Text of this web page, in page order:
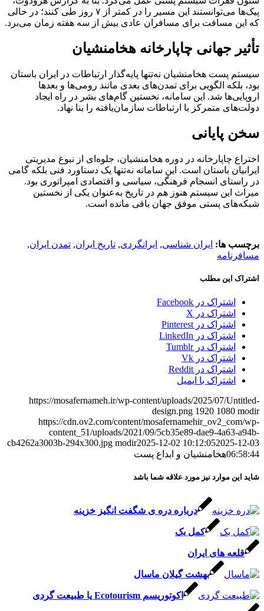
پیک‌ها می‌توانستند این مسیر را در کمتر از ۷ روز طی کنند؛ در حالی
که این مسافت برای مسافران عادی بیش از سه هفته زمان می‌برد.
تأثیر جهانی چاپارخانه هخامنشیان
سیستم پست هخامنشیان نه‌تنها پایه‌گذار ارتباطات در ایران باستان
بود، بلکه الگویی برای تمدن‌های بعدی مانند رومی‌ها و بعدها
اروپایی‌ها شد. این سامانه، نخستین گام‌های بشر در راه ایجاد
دولت‌های متمرکز با ارتباطات سازمان‌یافته را بنا نهاد.
سخن پایانی
اختراع چاپارخانه در دوره هخامنشیان، جلوه‌ای از نبوغ مدیریتی
ایرانیان باستان است. این سامانه نه‌تنها یک دستاورد فنی بلکه گامی
در راستای انسجام فرهنگی، سیاسی و اقتصادی امپراتوری بود.
میراث این سیستم هنوز هم در تاریخ به‌عنوان یکی از نخستین
شبکه‌های پستی موفق جهان باقی مانده است.
برچسب ها: ایران شناسی, ایرانگردی, تاریخ ایران, تمدن ایران,
مسافرنامه
اشتراک این مطلب
اشتراک در Facebook
اشتراک در X
اشتراک در Pinterest
اشتراک در LinkedIn
اشتراک در Tumblr
اشتراک در Vk
اشتراک در Reddit
اشتراک با ایمیل
https://mosafernameh.ir/wp-content/uploads/2025/07/Untitled-
design.png 1920 1080 modir
https://cdn.ov2.com/content/mosafernamehir_ov2_com/wp-
content_51/uploads/2021/09/5cb35e89-dae9-4a63-a94b-
cb4262a3003b-294x300.jpg modir2025-12-02 10:12:052025-12-03
06:58:44هخامنشیان و ابداع پست
شاید این موارد نیز مورد علاقه شما باشد
درباره دره ی شگفت انگیز خزینه
کمل بک
قلعه‌ های ایران
بهشت گیلان ماسال
اکوتوریسم Ecotourism یا طبیعت گردی